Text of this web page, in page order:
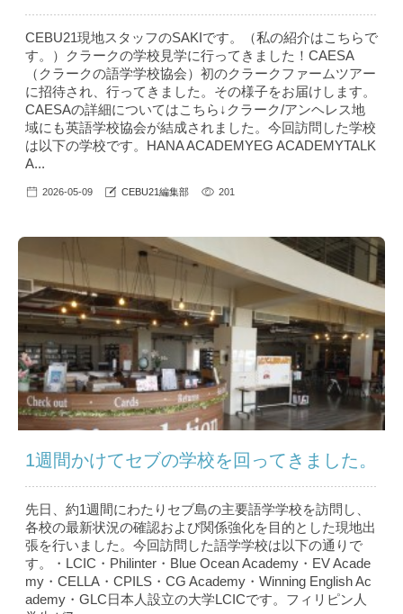
CEBU21現地スタッフのSAKIです。（私の紹介はこちら で
す。）クラークの学校見学に行ってきました！CAESA
（クラークの語学学校協会）初のクラークファームツアー
に招待され、行ってきました。その様子をお届けします。
CAESAの詳細についてはこちら↓クラーク/アンヘレス地
域にも英語学校協会が結成されました。今回訪問した学校
は以下の学校です。HANA ACADEMYEG ACADEMYTALK
A...
2026-05-09 CEBU21編集部 201
1週間かけてセブの学校を回ってきました。
先日、約1週間にわたりセブ島の主要語学学校を訪問し、
各校の最新状況の確認および関係強化を目的とした現地出
張を行いました。今回訪問した語学学校は以下の通りで
す。・LCIC・Philinter・Blue Ocean Academy・EV Acade
my・CELLA・CPILS・CG Academy・Winning English Ac
ademy・GLC日本人設立の大学LCICです。フィリピン人